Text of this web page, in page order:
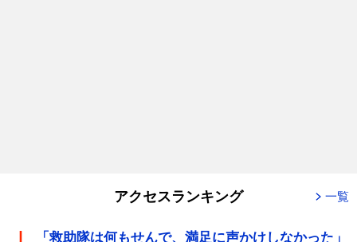
アクセスランキング 一覧
「救助隊は何もせんで、満足に声かけしなかった」